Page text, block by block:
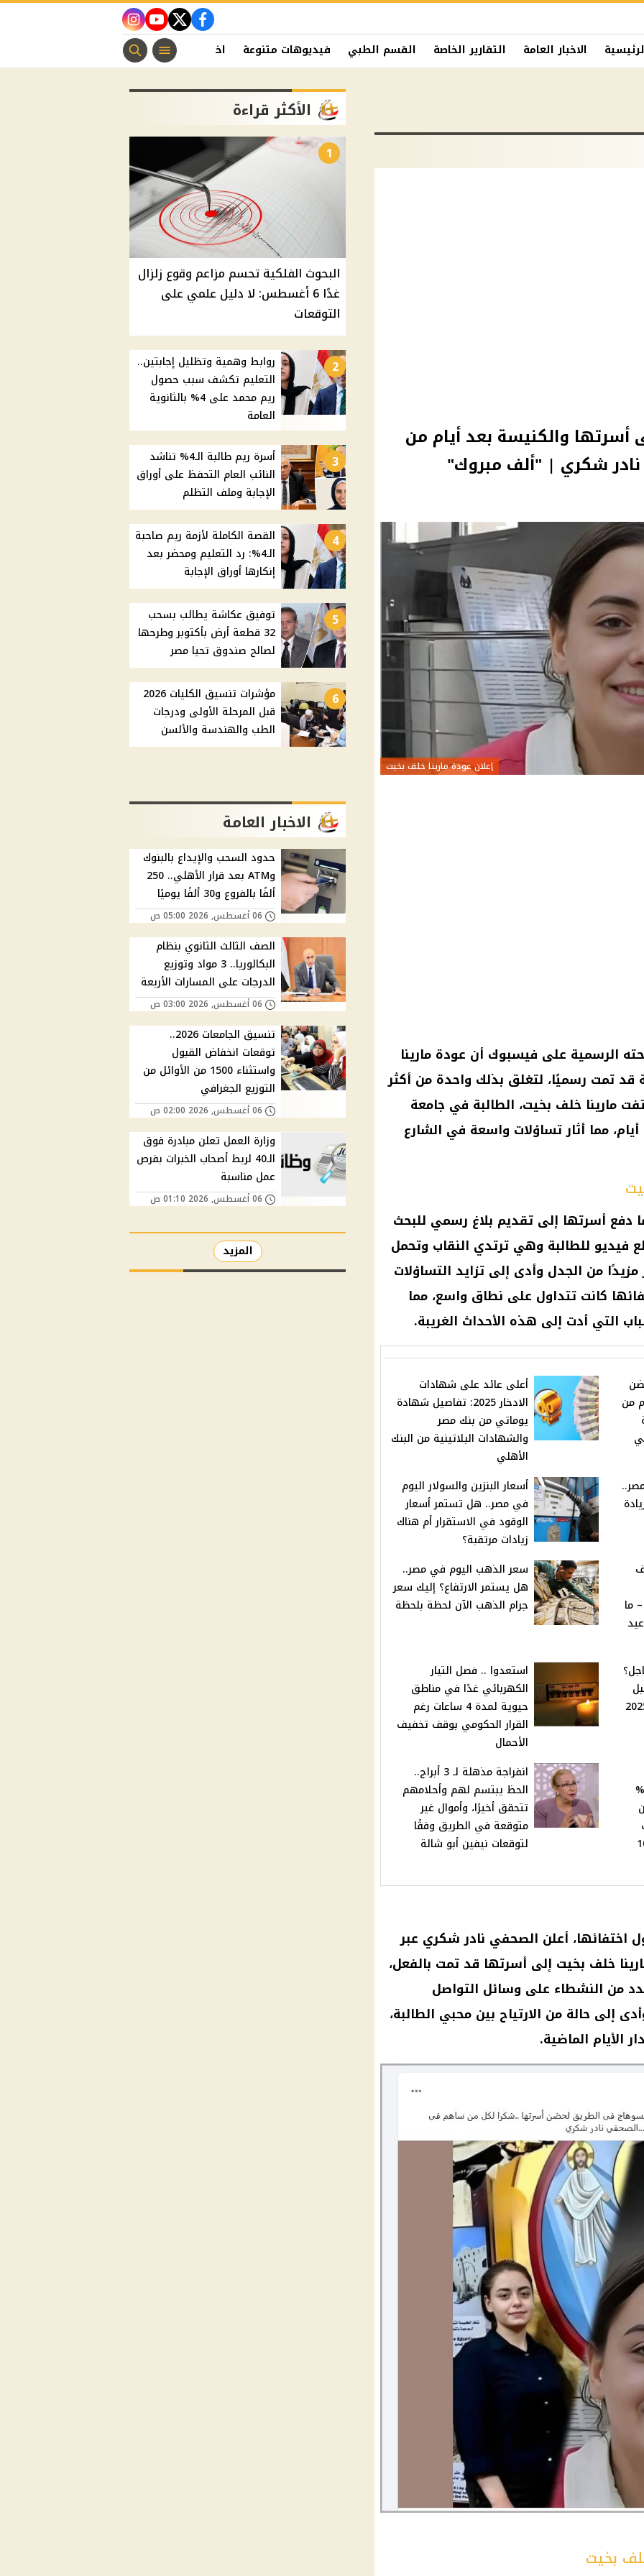
facebook
twitter
youtube
instagram
الاخبار العامة التقارير الخاصة القسم الطبي فيديوهات متنوعة اخبار الفن منوعات مسيحية
أسرتها والكنيسة بعد أيام من
شكري | "ألف مبروك"
إعلان عودة مارينا خلف بخيت
الرسمية على فيسبوك أن عودة مارينا
تمت رسميًا، لتغلق بذلك واحدة من أكثر
مارينا خلف بخيت، الطالبة في جامعة
مما أثار تساؤلات واسعة في الشارع
دفع أسرتها إلى تقديم بلاغ رسمي للبحث
للطالبة وهي ترتدي النقاب وتحمل
من الجدل وأدى إلى تزايد التساؤلات
كانت تتداول على نطاق واسع، مما
التي أدت إلى هذه الأحداث الغريبة.
من
أعلى عائد على شهادات
الادخار 2025: تفاصيل شهادة
يوماتي من بنك مصر
والشهادات البلاتينية من البنك
الأهلي
أسعار البنزين والسولار اليوم
في مصر.. هل تستمر أسعار
الوقود في الاستقرار أم هناك
زيادات مرتقبة؟
ما
سعر الذهب اليوم في مصر..
هل يستمر الارتفاع؟ إليك سعر
جرام الذهب الآن لحظة بلحظة
استعدوا .. فصل التيار
الكهربائي غدًا في مناطق
حيوية لمدة 4 ساعات رغم
القرار الحكومي بوقف تخفيف
الأحمال
شهادة استثمار بعائد 40%
100
انفراجة مذهلة لـ 3 أبراج..
الحظ يبتسم لهم وأحلامهم
تتحقق أخيرًا، وأموال غير
متوقعة في الطريق وفقًا
لتوقعات نيفين أبو شالة
اختفائها، أعلن الصحفي نادر شكري عبر
خلف بخيت إلى أسرتها قد تمت بالفعل،
من النشطاء على وسائل التواصل
إلى حالة من الارتياح بين محبي الطالبة،
الأيام الماضية.
بخيت
الأكثر قراءة
1
البحوث الفلكية تحسم مزاعم وقوع زلزال
غدًا 6 أغسطس: لا دليل علمي على
التوقعات
2
روابط وهمية وتظليل إجابتين..
التعليم تكشف سبب حصول
ريم محمد على 4% بالثانوية
العامة
3
أسرة ريم طالبة الـ4% تناشد
النائب العام التحفظ على أوراق
الإجابة وملف التظلم
4
القصة الكاملة لأزمة ريم صاحبة
الـ4%: رد التعليم ومحضر بعد
إنكارها أوراق الإجابة
5
توفيق عكاشة يطالب بسحب
32 قطعة أرض بأكتوبر وطرحها
لصالح صندوق تحيا مصر
6
مؤشرات تنسيق الكليات 2026
قبل المرحلة الأولى ودرجات
الطب والهندسة والألسن
الاخبار العامة
حدود السحب والإيداع بالبنوك
وATM بعد قرار الأهلي.. 250
ألفًا بالفروع و30 ألفًا يوميًا
06 أغسطس, 2026 05:00 ص
الصف الثالث الثانوي بنظام
البكالوريا.. 3 مواد وتوزيع
الدرجات على المسارات الأربعة
06 أغسطس, 2026 03:00 ص
تنسيق الجامعات 2026..
توقعات انخفاض القبول
واستثناء 1500 من الأوائل من
التوزيع الجغرافي
06 أغسطس, 2026 02:00 ص
وزارة العمل تعلن مبادرة فوق
الـ40 لربط أصحاب الخبرات بفرص
عمل مناسبة
06 أغسطس, 2026 01:10 ص
المزيد